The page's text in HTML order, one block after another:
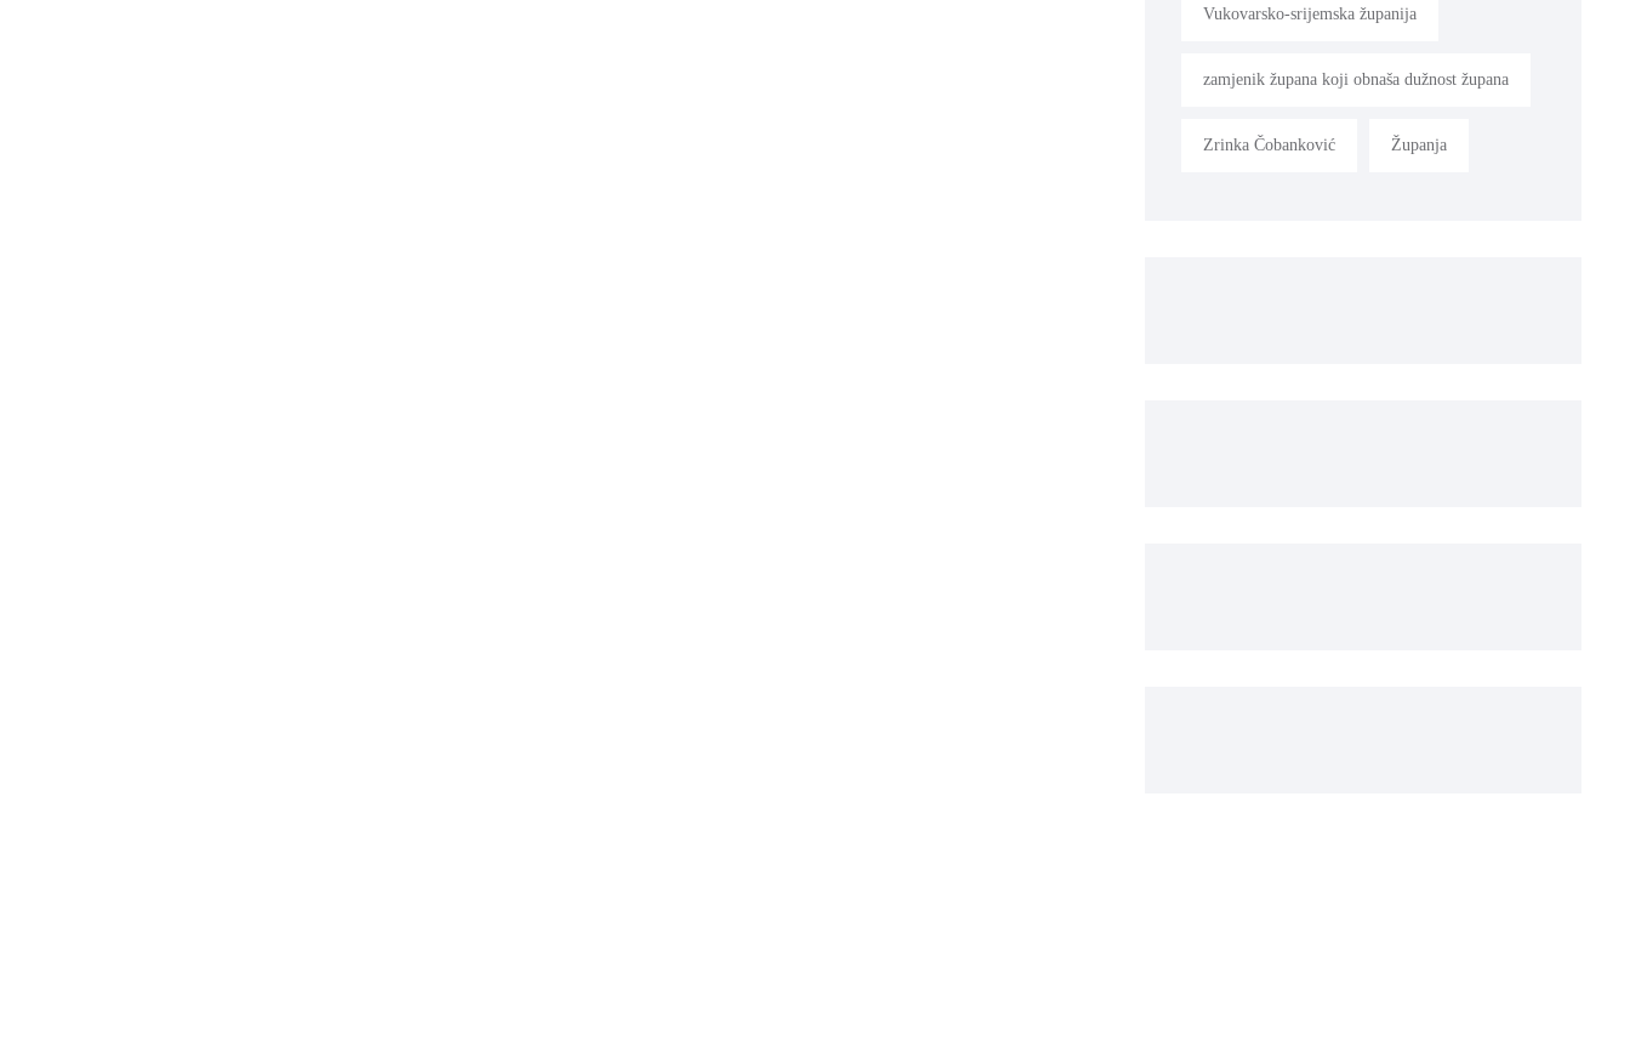
Vukovarsko-srijemska županija
zamjenik župana koji obnaša dužnost župana
Zrinka Čobanković Županja